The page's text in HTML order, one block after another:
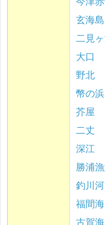
玄海島
二見
大口
野北
幣の浜
芥屋
二丈
深江
勝浦
釣川
福間
古賀